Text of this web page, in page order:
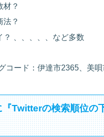
材？
法？
？ 、、、、、など多数
コード：伊達市2365、美
『Twitterの検索順位の